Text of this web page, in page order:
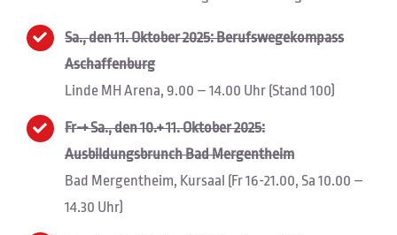
Sa., den 11. Oktober 2025: Berufswegekompass
Aschaffenburg
Linde MH Arena, 9.00 – 14.00 Uhr (Stand 100)
Fr-+ Sa., den 10.+ 11. Oktober 2025:
Ausbildungsbrunch Bad Mergentheim
Bad Mergentheim, Kursaal (Fr 16-21.00, Sa 10.00 –
14.30 Uhr)